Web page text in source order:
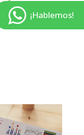
¡Hablemos!